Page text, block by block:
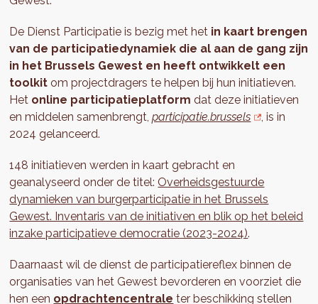
De Dienst Participatie is bezig met het in kaart brengen
van de participatiedynamiek die al aan de gang zijn
in het Brussels Gewest en heeft ontwikkelt een
toolkit om projectdragers te helpen bij hun initiatieven.
Het online participatieplatform dat deze initiatieven
en middelen samenbrengt,participatie.brussels
, is in
2024 gelanceerd.
148 initiatieven werden in kaart gebracht en
geanalyseerd onder de titel: Overheidsgestuurde
dynamieken van burgerparticipatie in het Brussels
Gewest. Inventaris van de initiativen en blik op het beleid
inzake participatieve democratie (2023-2024).
Daarnaast wil de dienst de participatiereflex binnen de
organisaties van het Gewest bevorderen en voorziet die
hen een opdrachtencentrale ter beschikking stellen